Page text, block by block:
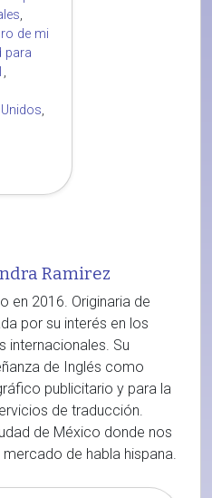
,
de mi
para
,
,
Ramirez
en 2016. Originaria de
por su interés en los
internacionales. Su
de Inglés como
publicitario y para la
de traducción.
de México donde nos
de habla hispana.